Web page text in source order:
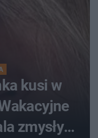
kusi w
zmysły